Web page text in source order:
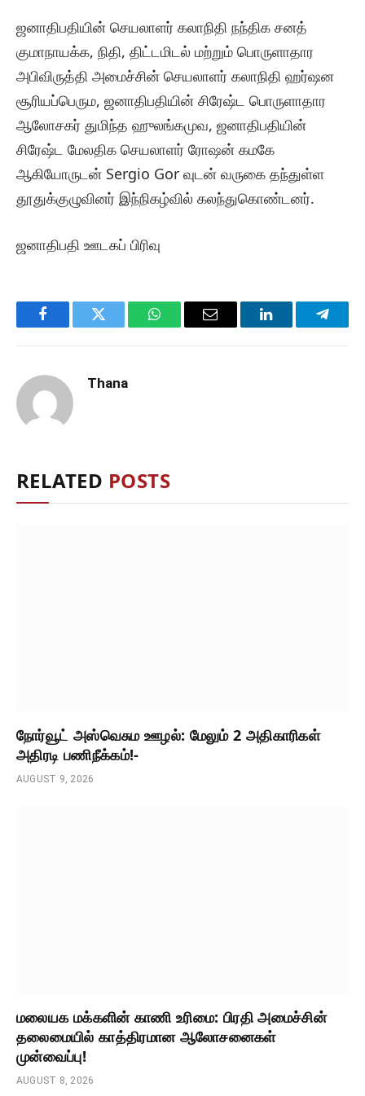
ஜனாதிபதியின் செயலாளர் கலாநிதி நந்திக சனத்
குமாநாயக்க, நிதி, திட்டமிடல் மற்றும் பொருளாதார
அபிவிருத்தி அமைச்சின் செயலாளர் கலாநிதி ஹர்ஷன
சூரியப்பெரும, ஜனாதிபதியின் சிரேஷ்ட பொருளாதார
ஆலோசகர் துமிந்த ஹுலங்கமுவ, ஜனாதிபதியின்
சிரேஷ்ட மேலதிக செயலாளர் ரோஷன் கமகே
ஆகியோருடன் Sergio Gor வுடன் வருகை தந்துள்ள
தூதுக்குழுவினர் இந்நிகழ்வில் கலந்துகொண்டனர்.
ஜனாதிபதி ஊடகப் பிரிவு
FacebookTwitter WhatsAppEmail LinkedIn
Thana
RELATED POSTS
நோர்வூட் அஸ்வெசும ஊழல்: மேலும் 2 அதிகாரிகள்
அதிரடி பணிநீக்கம்!-
AUGUST 9, 2026
மலையக மக்களின் காணி உரிமை: பிரதி அமைச்சின்
தலைமையில் காத்திரமான ஆலோசனைகள்
முன்வைப்பு!
AUGUST 8, 2026